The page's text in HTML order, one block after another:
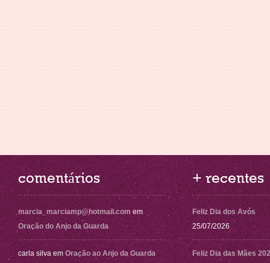
comentários
marcia_marciamp@hotmail.com em
Oração do Anjo da Guarda
carla silva em Oração ao Anjo da Guarda
+ recentes
Feliz Dia dos Avós
25/07/2026
Feliz Dia das Mães